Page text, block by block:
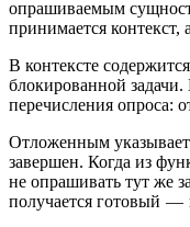
опрашиваемым
принимается контекст,
В контексте содержится
блокированной
перечисления опроса:
Отложенным
завершен. Когда из
не опрашивать тут же
получается готовый —